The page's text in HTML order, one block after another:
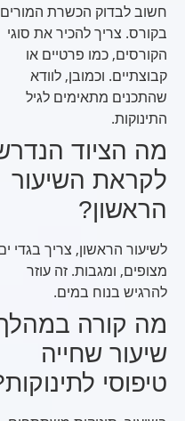
חשוב לבדוק הכשרת המורים
בקורס. צריך להכיר את סוגי
הקורסים, כמו פרטיים או
קבוצתיים. וכמובן, לוודא
שהתכנים מתאימים לגיל
התינוקות.
מה הציוד הנדרש
לקראת השיעור
הראשון?
לשיעור הראשון, צריך בגדי ים,
מצופים, ומגבות. זה עוזר
להרגיש בנוח במים.
מה קורה במהלך
שיעור שחייה
טיפוסי לתינוקות?